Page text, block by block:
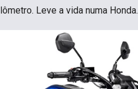
Leve a vida numa Honda.